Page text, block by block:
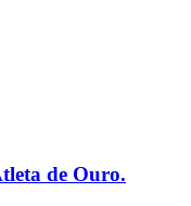
de Ouro.